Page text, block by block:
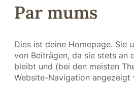
Par mums
Dies ist deine Homepage. Sie
von Beiträgen, da sie stets an
bleibt und (bei den meisten
Website-Navigation angezeigt